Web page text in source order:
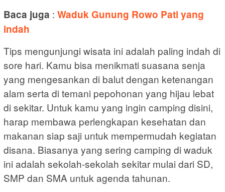
Baca juga : Waduk Gunung Rowo Pati yang
indah
Tips mengunjungi wisata ini adalah paling indah di
sore hari. Kamu bisa menikmati suasana senja
yang mengesankan di balut dengan ketenangan
alam serta di temani pepohonan yang hijau lebat
di sekitar. Untuk kamu yang ingin camping disini,
harap membawa perlengkapan kesehatan dan
makanan siap saji untuk mempermudah kegiatan
disana. Biasanya yang sering camping di waduk
ini adalah sekolah-sekolah sekitar mulai dari SD,
SMP dan SMA untuk agenda tahunan.